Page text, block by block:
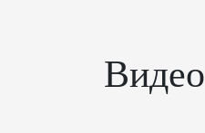
Видео